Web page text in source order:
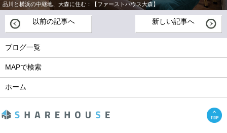
品川と横浜の中継地、大森に住む：【ファーストハウス大森】
以前の記事へ 新しい記事へ
ブログ一覧
MAPで検索
ホーム